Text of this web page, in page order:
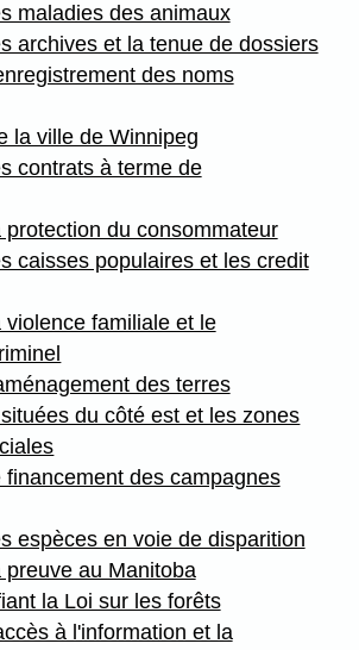
maladies des animaux
archives et la tenue de dossiers
des noms
la ville de Winnipeg
contrats à terme de
protection du consommateur
caisses populaires et les credit
violence familiale et le
des terres
du côté est et les zones
financement des campagnes
espèces en voie de disparition
preuve au Manitoba
la Loi sur les forêts
à l'information et la